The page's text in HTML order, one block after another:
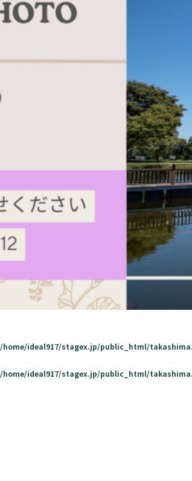
/home/ideal917/stagex.jp/public_html/
/home/ideal917/stagex.jp/public_html/